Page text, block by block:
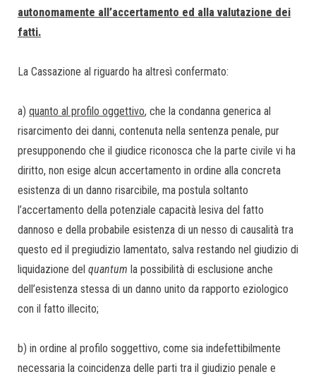
autonomamente all’accertamento ed alla valutazione dei
fatti.
La Cassazione al riguardo ha altresì confermato:
a) quanto al profilo oggettivo, che la condanna generica al
risarcimento dei danni, contenuta nella sentenza penale, pur
presupponendo che il giudice riconosca che la parte civile vi ha
diritto, non esige alcun accertamento in ordine alla concreta
esistenza di un danno risarcibile, ma postula soltanto
l’accertamento della potenziale capacità lesiva del fatto
dannoso e della probabile esistenza di un nesso di causalità tra
questo ed il pregiudizio lamentato, salva restando nel giudizio di
liquidazione del quantum la possibilità di esclusione anche
dell’esistenza stessa di un danno unito da rapporto eziologico
con il fatto illecito;
b) in ordine al profilo soggettivo, come sia indefettibilmente
necessaria la coincidenza delle parti tra il giudizio penale e